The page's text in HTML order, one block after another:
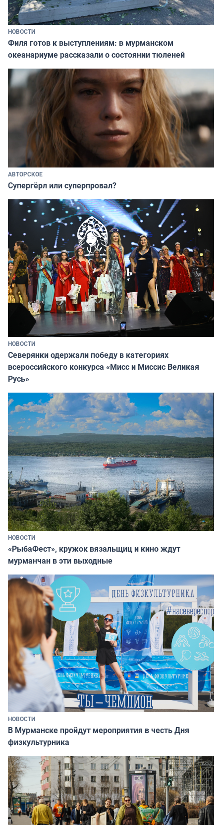
НОВОСТИ
Филя готов к выступлениям: в мурманском
океанариуме рассказали о состоянии тюленей
АВТОРСКОЕ
Супергёрл или суперпровал?
НОВОСТИ
Северянки одержали победу в категориях
всероссийского конкурса «Мисс и Миссис Великая
Русь»
НОВОСТИ
«РыбаФест», кружок вязальщиц и кино ждут
мурманчан в эти выходные
НОВОСТИ
В Мурманске пройдут мероприятия в честь Дня
физкультурника